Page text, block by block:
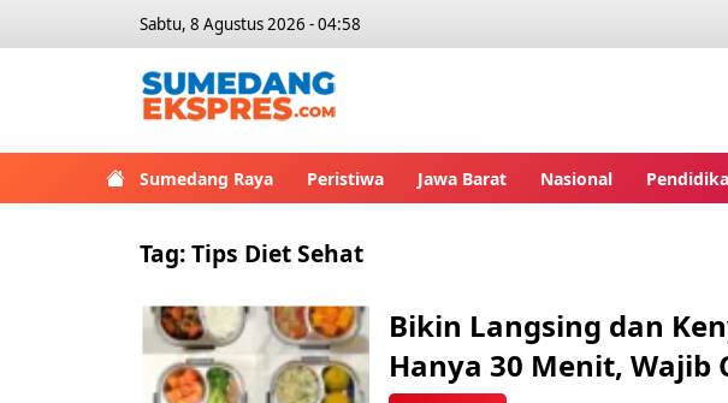
Sabtu, 8 Agustus 2026 - 04:58
Sumedang Raya Peristiwa Jawa Barat Nasional
Tag:Tips Diet Sehat
Bikin Langsing dan
Hanya 30 Menit, Wajib